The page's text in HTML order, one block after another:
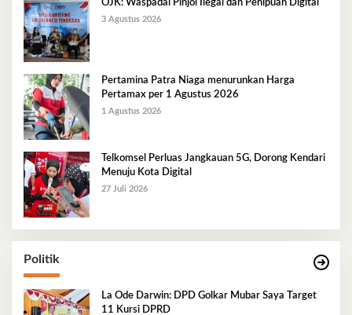
OJK: Waspadai Pinjol Ilegal dan Penipuan Digital
3 Agustus 2026
Pertamina Patra Niaga menurunkan Harga
Pertamax per 1 Agustus 2026
1 Agustus 2026
Telkomsel Perluas Jangkauan 5G, Dorong Kendari
Menuju Kota Digital
27 Juli 2026
Politik
La Ode Darwin: DPD Golkar Mubar Saya Target
11 Kursi DPRD